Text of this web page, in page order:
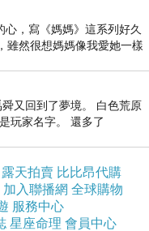
，寫《媽媽》這系列好久
雖然很想媽媽像我愛她一樣
又回到了夢境。 白色荒原
玩家名字。 還多了
露天拍賣 比比昂代購
加入聯播網 全球購物
服務中心
星座命理 會員中心